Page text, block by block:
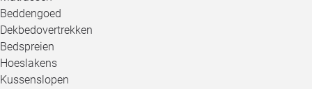
Beddengoed
Dekbedovertrekken
Bedspreien
Hoeslakens
Kussenslopen